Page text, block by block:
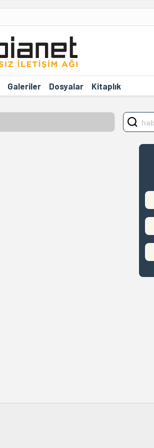
Galeriler Dosyalar Kitaplık